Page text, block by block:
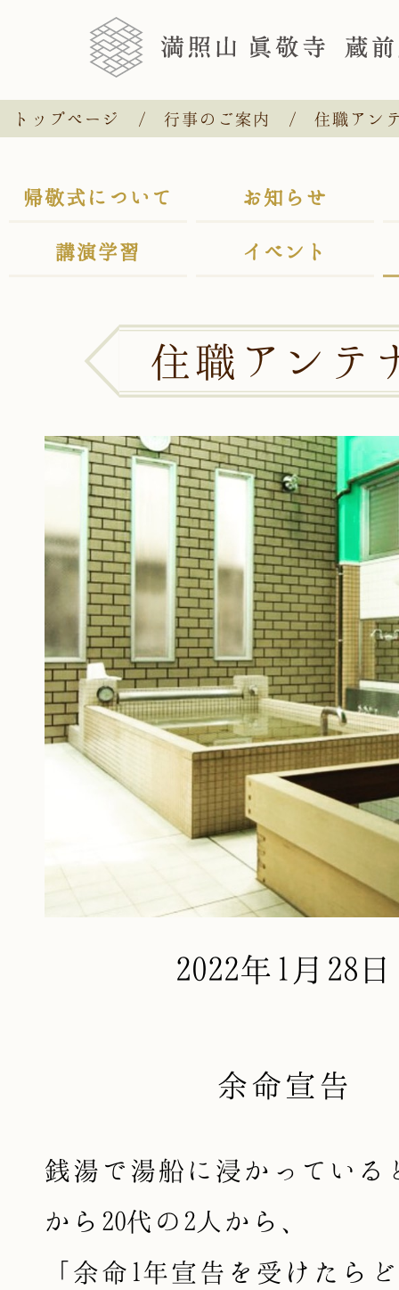
トップページ 行事のご案内 住職アン
帰敬式について お知らせ
講演学習 イベント
住職アンテ
2022年1月28日
余命宣告
銭湯で湯船に浸かっている
から20代の2人から、
「余命1年宣告を受けたら